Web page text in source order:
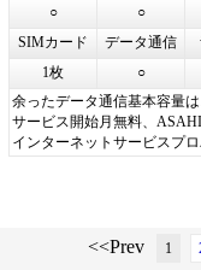
○
○
SIMカード
データ通信
1枚
○
余ったデータ通信基本容量
サービス開始月無料、
インターネットサービスプ
<<Prev 1